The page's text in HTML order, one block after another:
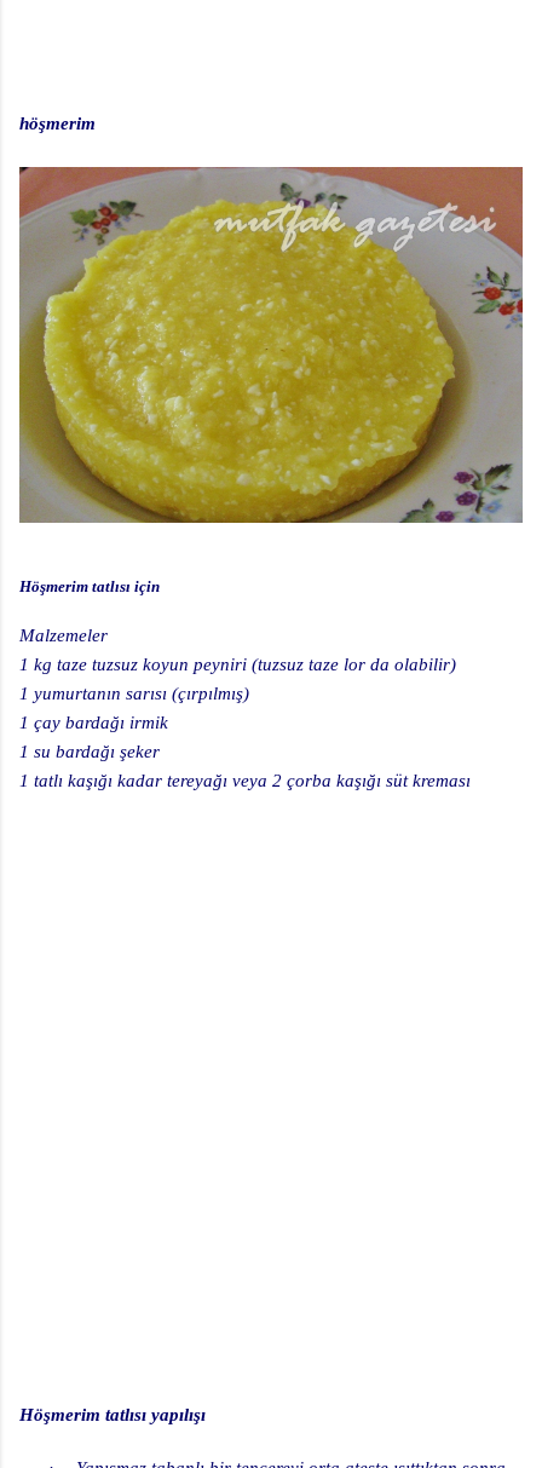
höşmerim
Höşmerim tatlısı için
Malzemeler
1 kg taze tuzsuz koyun peyniri (tuzsuz taze lor da olabilir)
1 yumurtanın sarısı (çırpılmış)
1 çay bardağı irmik
1 su bardağı şeker
1 tatlı kaşığı kadar tereyağı veya 2 çorba kaşığı süt kreması
Höşmerim tatlısı yapılışı